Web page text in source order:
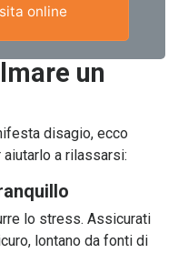
online
un
disagio, ecco
a rilassarsi:
lo stress. Assicurati
lontano da fonti di